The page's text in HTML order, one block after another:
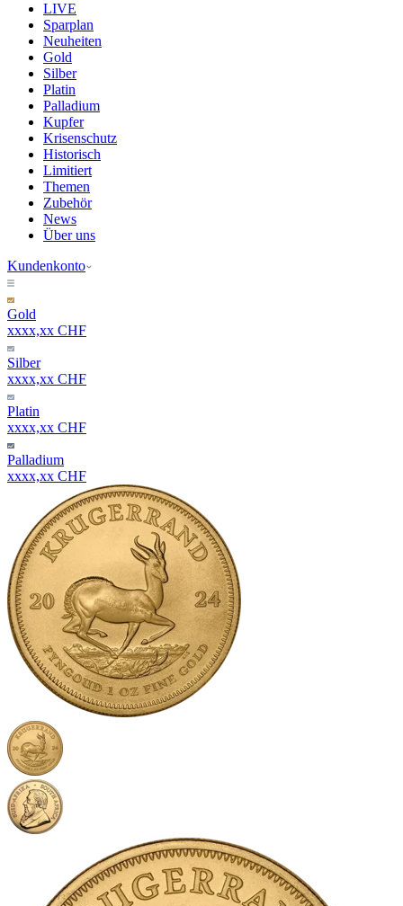
LIVE
Sparplan
Neuheiten
Gold
Silber
Platin
Palladium
Kupfer
Krisenschutz
Historisch
Limitiert
Themen
Zubehör
News
Über uns
Kundenkonto
Gold
xxxx,xx CHF
Silber
xxxx,xx CHF
Platin
xxxx,xx CHF
Palladium
xxxx,xx CHF